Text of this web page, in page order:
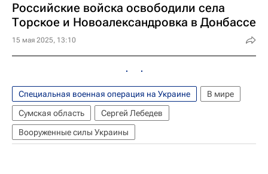
Российские войска освободили села
Торское и Новоалександровка в Донбассе
15 мая 2025, 13:10
Специальная военная операция на Украине
В мире
Сумская область
Сергей Лебедев
Вооруженные силы Украины